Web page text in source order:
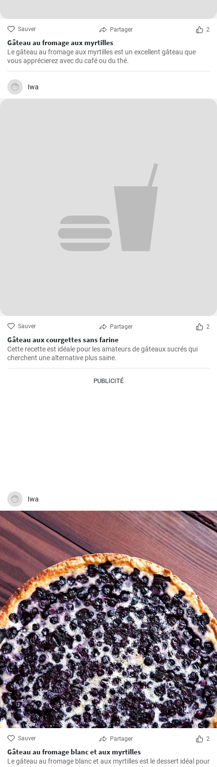
Sauver Partager 2
Gâteau au fromage aux myrtilles
Le gâteau au fromage aux myrtilles est un excellent gâteau que
vous apprécierez avec du café ou du thé.
Iwa
Sauver Partager 2
Gâteau aux courgettes sans farine
Cette recette est idéale pour les amateurs de gâteaux sucrés qui
cherchent une alternative plus saine.
PUBLICITÉ
Iwa
Sauver Partager 2
Gâteau au fromage blanc et aux myrtilles
Le gâteau au fromage blanc et aux myrtilles est le dessert idéal pour